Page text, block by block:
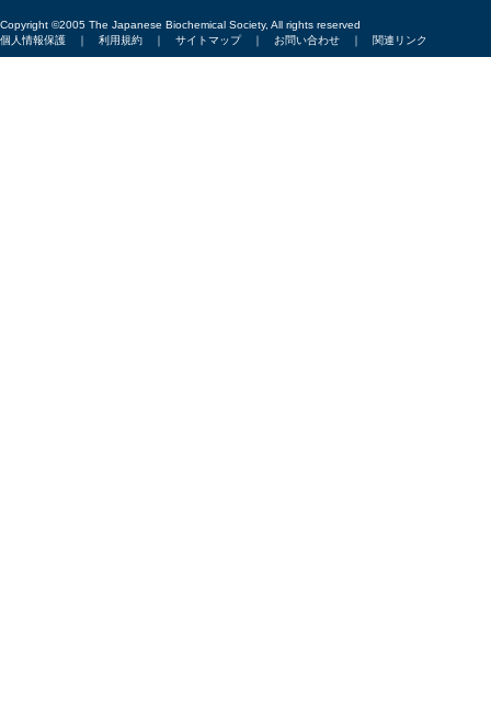
Copyright ©2005 The Japanese Biochemical Society, All rights reserved
個人情報保護 ｜ 利用規約 ｜ サイトマップ｜ お問い合わせ ｜ 関連リンク